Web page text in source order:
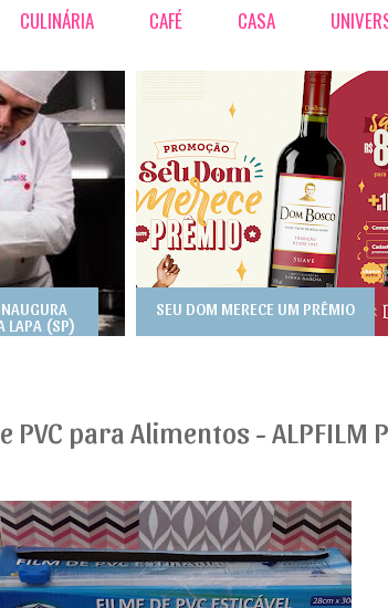
CULINÁRIA CAFÉ CASA
LAPA (SP)
SEU DOM MERECE UM PRÊMIO
PVC para Alimentos - ALPFILM